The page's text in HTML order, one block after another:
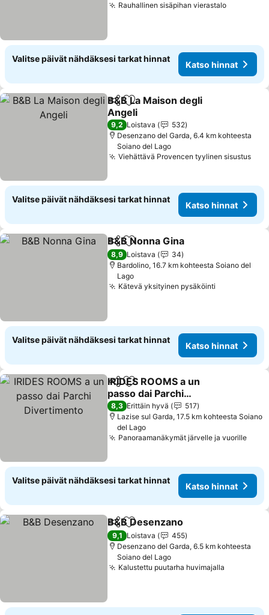
Rauhallinen sisäpihan vierastaloKatso
Valitse päivät nähdäksesi tarkat hinnat
Katso hinnat
Jaa Lisää suosikkeihin
B&B La Maison degli
Angeli
Katso hinnat
9,2 Loistava
532
Desenzano del Garda, 6.4 km kohteesta
Soiano del Lago
Viehättävä Provencen tyylinen sisustus
Valitse päivät nähdäksesi tarkat hinnat
Katso hinnat
Jaa Lisää suosikkeihin
B&B Nonna Gina
8,9 Loistava
34
Bardolino, 16.7 km kohteesta Soiano del
Lago
Kätevä yksityinen pysäköinti
Valitse päivät nähdäksesi tarkat hinnat
Katso hinnat
Jaa Lisää suosikkeihin
IRIDES ROOMS a un
passo dai Parchi
Divertimento
Katso hinnat
8,3 Erittäin hyvä
517
Lazise sul Garda, 17.5 km kohteesta Soiano
del Lago
Panoraamanäkymät järvelle ja vuorille
Valitse päivät nähdäksesi tarkat hinnat
Katso hinnat
Jaa Lisää suosikkeihin
B&B Desenzano
9,1 Loistava
455
Desenzano del Garda, 6.5 km kohteesta
Soiano del Lago
Kalustettu puutarha huvimajalla